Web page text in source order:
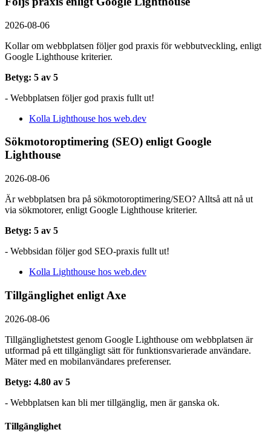
2026-08-06
Kollar om webbplatsen följer god praxis för webbutveckling, enligt
Google Lighthouse kriterier.
Betyg: 5 av 5
- Webbplatsen följer god praxis fullt ut!
Kolla Lighthouse hos web.dev
Sökmotoroptimering (SEO) enligt Google
Lighthouse
2026-08-06
Är webbplatsen bra på sökmotoroptimering/SEO? Alltså att nå ut
via sökmotorer, enligt Google Lighthouse kriterier.
Betyg: 5 av 5
- Webbsidan följer god SEO-praxis fullt ut!
Kolla Lighthouse hos web.dev
Tillgänglighet enligt Axe
2026-08-06
Tillgänglighetstest genom Google Lighthouse om webbplatsen är
utformad på ett tillgängligt sätt för funktionsvarierade användare.
Mäter med en mobil­användares preferenser.
Betyg: 4.80 av 5
- Webbplatsen kan bli mer tillgänglig, men är ganska ok.
Tillgänglighet